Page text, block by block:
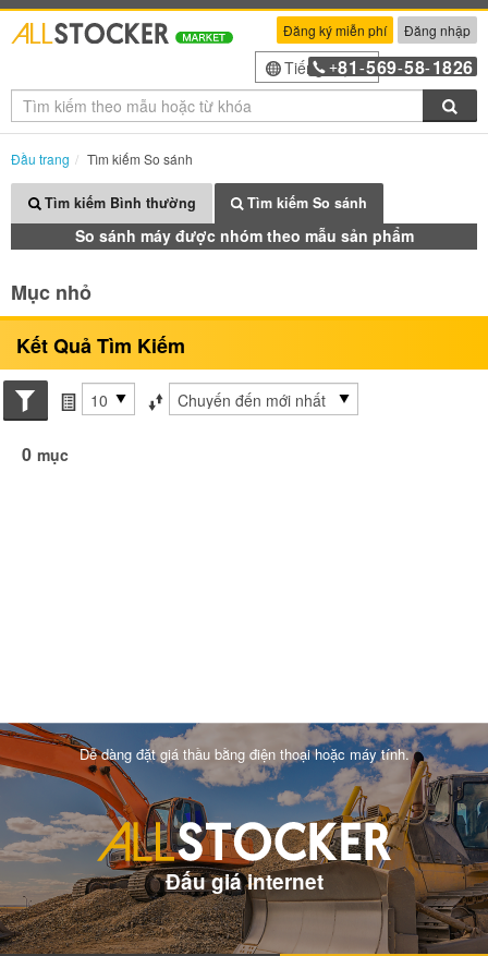
Đăng ký miễn phí Đăng nhập
Tiếng Việt
+81 -569-58-1826
Đầu trang Tìm kiếm So sánh
Tìm kiếm Bình thường Tìm kiếm So sánh
So sánh máy được nhóm theo mẫu sản phẩm
Mục nhỏ
Kết Quả Tìm Kiếm
Search conditions
các mục mỗi trang
Sắp xếp theo
0 mục
Dễ dàng đặt giá thầu bằng điện thoại hoặc máy tính.
Đấu giá internet